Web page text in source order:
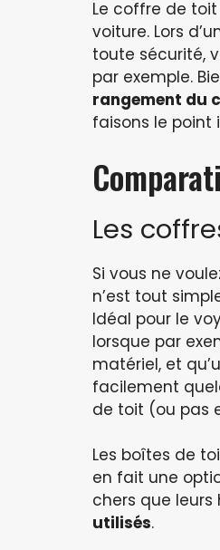
Le coffre de
voiture. Lors
toute sécurité,
par exemple.
rangement du
faisons le point
Les
Si vous ne
n’est tout
Idéal pour le
lorsque par
matériel, et
facilement
de toit (ou pas
Les boîtes de
en fait une
chers que
utilisés.